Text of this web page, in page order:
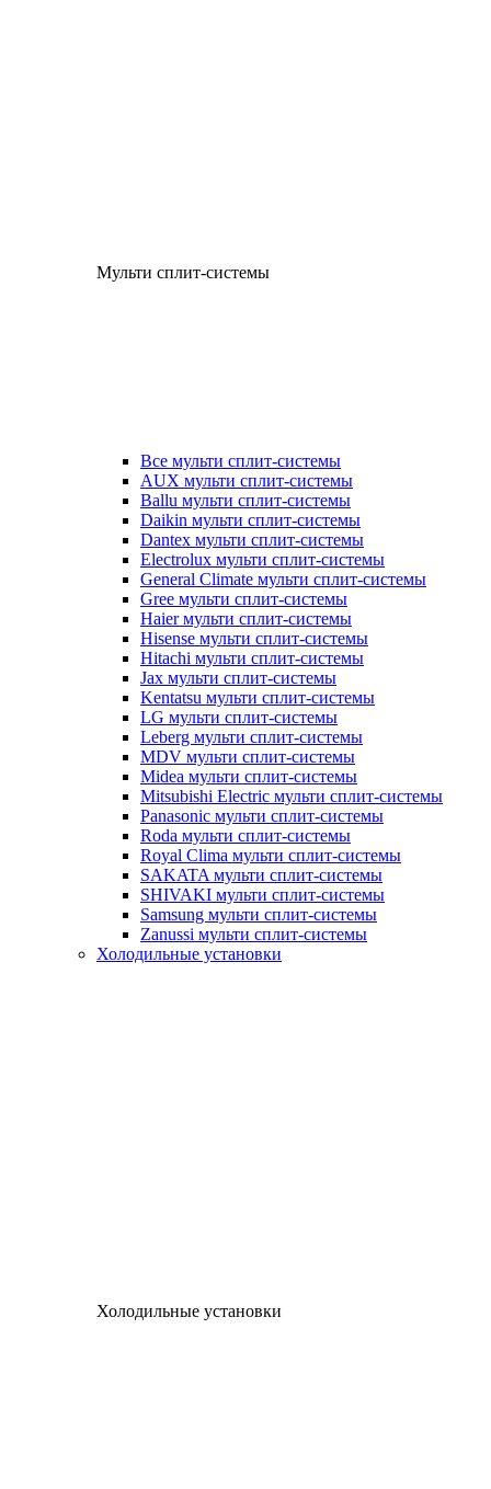
Мульти сплит-системы
Все мульти сплит-системы
AUX мульти сплит-системы
Ballu мульти сплит-системы
Daikin мульти сплит-системы
Dantex мульти сплит-системы
Electrolux мульти сплит-системы
General Climate мульти сплит-системы
Gree мульти сплит-системы
Haier мульти сплит-системы
Hisense мульти сплит-системы
Hitachi мульти сплит-системы
Jax мульти сплит-системы
Kentatsu мульти сплит-системы
LG мульти сплит-системы
Leberg мульти сплит-системы
MDV мульти сплит-системы
Midea мульти сплит-системы
Mitsubishi Electric мульти сплит-системы
Panasonic мульти сплит-системы
Roda мульти сплит-системы
Royal Clima мульти сплит-системы
SAKATA мульти сплит-системы
SHIVAKI мульти сплит-системы
Samsung мульти сплит-системы
Zanussi мульти сплит-системы
Холодильные установки
Холодильные установки